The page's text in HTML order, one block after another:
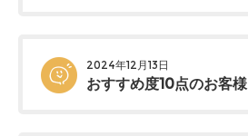
2024年12月13日
おすすめ度10点のお客様